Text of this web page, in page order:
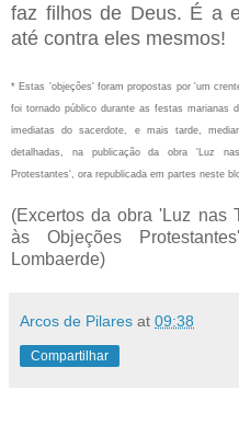
faz filhos de Deus. É a
até contra eles mesmos!
* Estas 'objeções' foram propostas por 'um
foi tornado público durante as festas marianas
imediatas do sacerdote, e mais tarde,
detalhadas, na publicação da obra 'Luz
Protestantes', ora republicada em partes neste
(Excertos da obra 'Luz nas
às Objeções
Lombaerde)
Arcos de Pilares at 09:38
Compartilhar